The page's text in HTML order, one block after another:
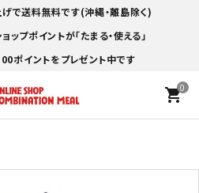
で送料無料です(沖縄・離島除く)
プポイントが「たまる・使える」
ポイントをプレゼント中です
0
shopping_cart